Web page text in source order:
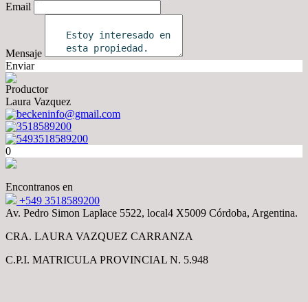
Email
Mensaje
Enviar
Productor
Laura Vazquez
beckeninfo@gmail.com
3518589200
5493518589200
0
Encontranos en
+549 3518589200
Av. Pedro Simon Laplace 5522, local4 X5009 Córdoba, Argentina.
CRA. LAURA VAZQUEZ CARRANZA
C.P.I. MATRICULA PROVINCIAL N. 5.948